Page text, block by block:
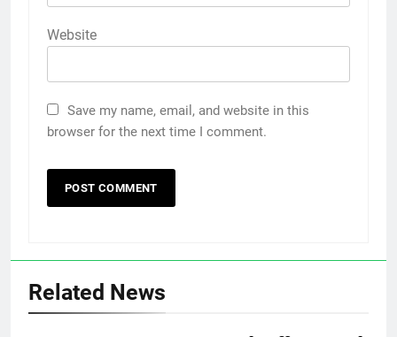
Website
Save my name, email, and website in this
browser for the next time I comment.
Related News